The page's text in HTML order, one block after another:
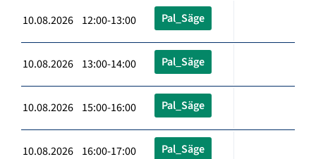
10.08.2026 12:00-13:00 Pal_Säge
10.08.2026 13:00-14:00 Pal_Säge
10.08.2026 15:00-16:00 Pal_Säge
10.08.2026 16:00-17:00 Pal_Säge